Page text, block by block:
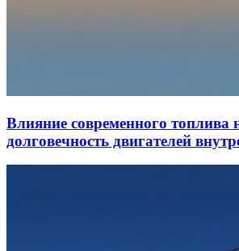
Влияние современного топлива
долговечность двигателей